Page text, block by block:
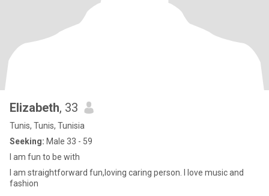
Elizabeth, 33
Tunis, Tunis, Tunisia
Seeking: Male 33 - 59
I am fun to be with
I am straightforward fun,loving caring person. I love music and
fashion